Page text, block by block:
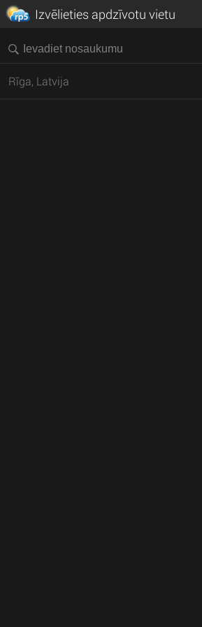
Izvēlieties apdzīvotu vietu
Rīga, Latvija